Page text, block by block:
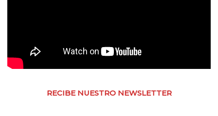
RECIBE NUESTRO NEWSLETTER